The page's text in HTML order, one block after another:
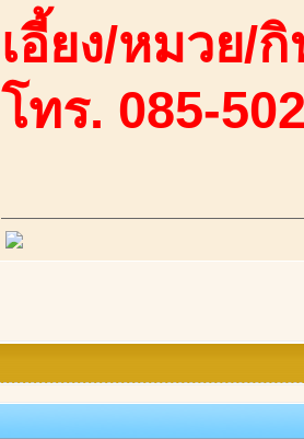
เอี้ยง/หมวย/
โทร. 085-